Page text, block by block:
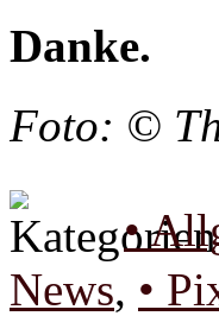
Danke.
Foto: ©
•
News, •